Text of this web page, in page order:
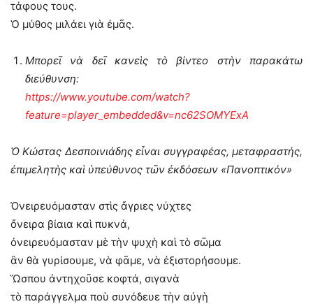
τάφους τους.
Ὁ μύθος μιλάει γιὰ ἐμᾶς.
Μπορεῖ νὰ δεῖ κανεὶς τὸ βίντεο στὴν παρακάτω
διεύθυνση:
https://www.youtube.com/watch?
feature=player_embedded&v=nc62SOMYExA
Ὁ Κώστας Δεσποινιάδης εἶναι συγγραφέας, μεταφραστής,
ἐπιμελητὴς καὶ ὑπεύθυνος τῶν ἐκδόσεων «Πανοπτικόν»
Ὀνειρευόμασταν στὶς ἄγριες νύχτες
ὄνειρα βίαια καὶ πυκνά,
ὀνειρευόμασταν μὲ τὴν ψυχὴ καὶ τὸ σῶμα
ἂν θὰ γυρίσουμε, νὰ φᾶμε, νὰ ἐξιστορήσουμε.
Ὥσπου ἀντηχοῦσε κοφτά, σιγανὰ
τὸ παράγγελμα ποὺ συνόδευε τὴν αὐγὴ